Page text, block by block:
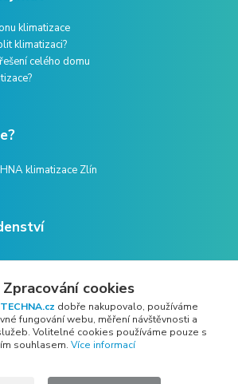
klimatizace
klimatizaci?
celého domu
Zpracování cookies
dobře nakupovalo, používáme
fungování webu, měření návštěvnosti a
Volitelné cookies používáme pouze s
souhlasem. Více informací